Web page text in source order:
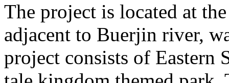
The project is located at
adjacent to Buerjin river,
project consists of Eastern